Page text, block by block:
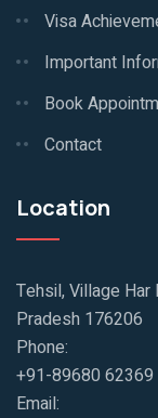
Visa
Important
Book
Contact
Location
Tehsil, Village Har
Pradesh 176206
Phone:
+91-89680 62369
Email: